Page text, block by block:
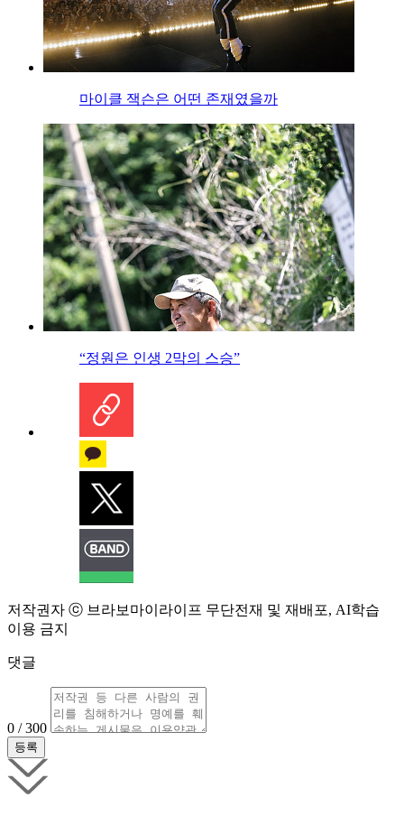
마이클 잭슨은 어떤 존재였을까
“정원은 인생 2막의 스승”
저작권자 ⓒ 브라보마이라이프 무단전재 및 재배포, AI학습
이용 금지
댓글
0 / 300